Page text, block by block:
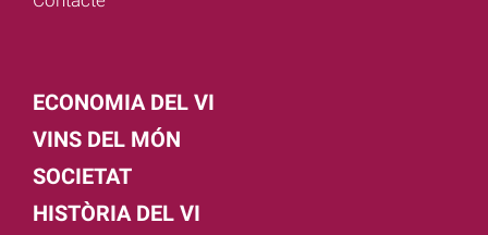
ECONOMIA DEL VI
VINS DEL MÓN
SOCIETAT
HISTÒRIA DEL VI